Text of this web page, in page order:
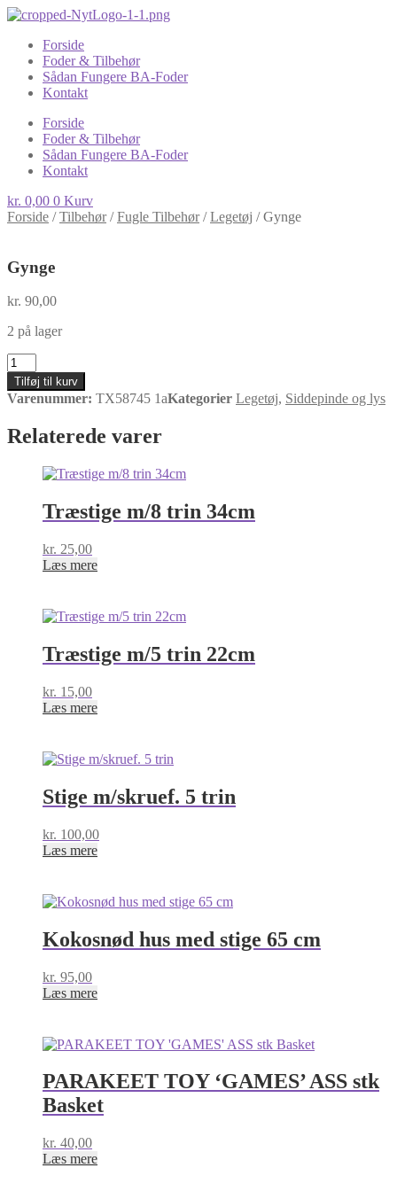
Forside
Foder & Tilbehør
Sådan Fungere BA-Foder
Kontakt
Forside
Foder & Tilbehør
Sådan Fungere BA-Foder
Kontakt
kr. 0,00 0 Kurv
Forside /Tilbehør/Fugle Tilbehør/Legetøj /Gynge
Gynge
kr. 90,00
2 på lager
Gynge
antal
Tilføj til kurv
Varenummer: TX58745 1aKategorier Legetøj, Siddepinde og lys
Relaterede varer
Træstige m/8 trin 34cm
kr. 25,00
Læs mere
Træstige m/5 trin 22cm
kr. 15,00
Læs mere
Stige m/skruef. 5 trin
kr. 100,00
Læs mere
Kokosnød hus med stige 65 cm
kr. 95,00
Læs mere
PARAKEET TOY ‘GAMES’ ASS stk
Basket
kr. 40,00
Læs mere